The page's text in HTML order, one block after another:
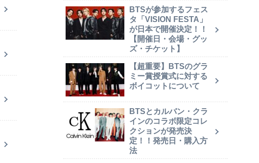
BTSが参加するフェス
タ「VISION FESTA」
が日本で開催決定！！
【開催日・会場・グッ
ズ・チケット】
【超重要】BTSのグラ
ミー賞授賞式に対する
ボイコットについて
BTSとカルバン・クラ
インのコラボ限定コレ
クションが発売決
定！！発売日・購入方
法